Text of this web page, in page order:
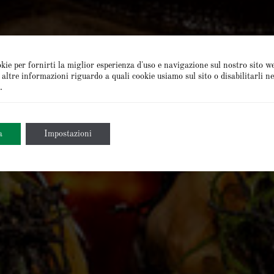
per fornirti la miglior esperienza d'uso e navigazione sul nostro sito
informazioni riguardo a quali cookie usiamo sul sito o disabilitarli
.
Impostazioni